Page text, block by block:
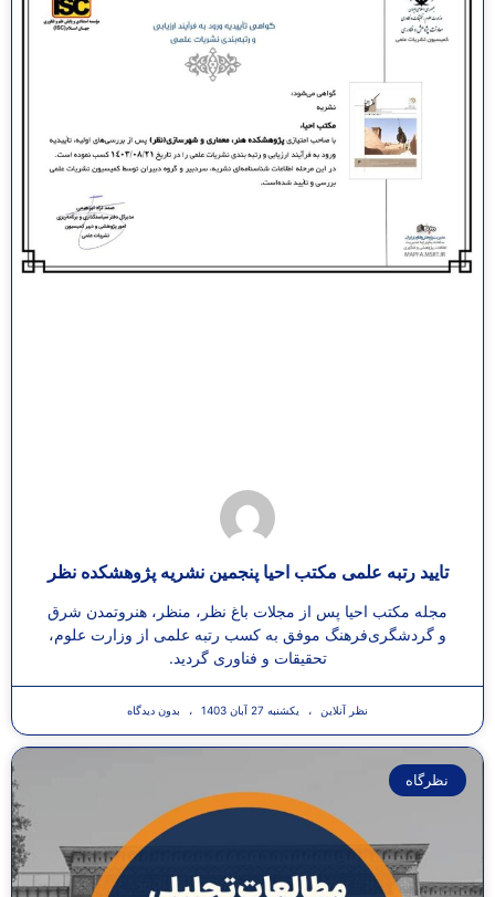
تایید رتبه علمی مکتب احیا پنجمین نشریه پژوهشکده نظر
مجله مکتب احیا پس از مجلات باغ نظر، منظر، هنروتمدن شرق
و گردشگری‌فرهنگ موفق به کسب رتبه علمی از وزارت علوم،
تحقیقات و فناوری گردید.
نظر آنلاین یکشنبه 27 آبان 1403 بدون دیدگاه
نظرگاه